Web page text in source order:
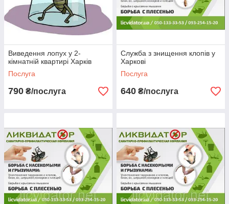
Виведення лопух у 2-
кімнатній квартирі Харків
Послуга
790 ₴/послуга
Служба з знищення клопів у
Харкові
Послуга
640 ₴/послуга